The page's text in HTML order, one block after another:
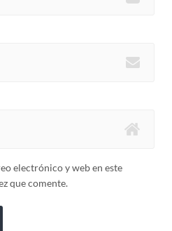
electrónico y web en este
que comente.